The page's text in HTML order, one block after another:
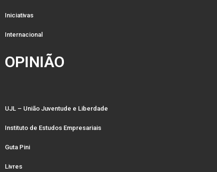
Iniciativas
Internacional
OPINIÃO
UJL – União Juventude e Liberdade
Instituto de Estudos Empresariais
Guta Pini
Livres